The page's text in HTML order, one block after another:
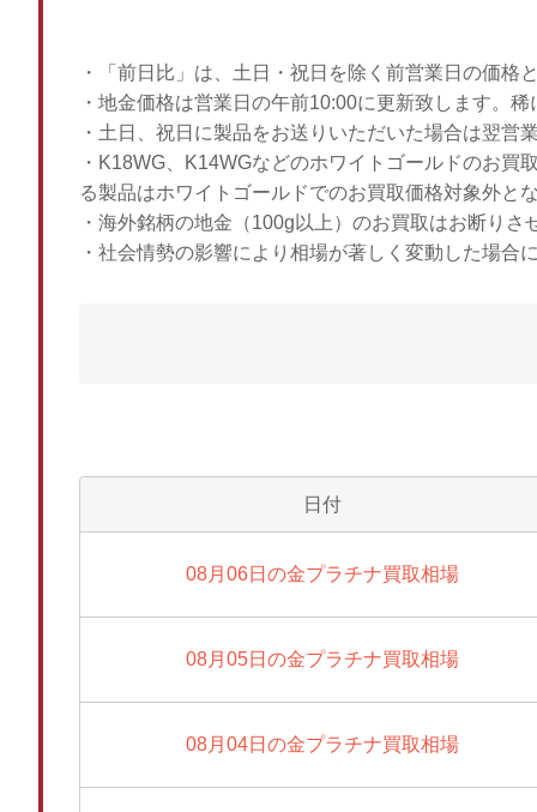
・「前日比」は、土日・祝日を除く前営業日の価格
・地金価格は営業日の午前10:00に更新致します。
・土日、祝日に製品をお送りいただいた場合は翌営
・K18WG、K14WGなどのホワイトゴールドのお
る製品はホワイトゴールドでのお買取価格対象外とな
・海外銘柄の地金（100g以上）のお買取はお断りさ
・社会情勢の影響により相場が著しく変動した場合
日付
08月06日の金プラチナ買取相場
08月05日の金プラチナ買取相場
08月04日の金プラチナ買取相場